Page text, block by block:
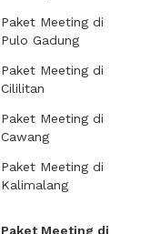
Paket Meeting di
Pulo Gadung
Paket Meeting di
Cililitan
Paket Meeting di
Cawang
Paket Meeting di
Kalimalang
Paket Meeting di